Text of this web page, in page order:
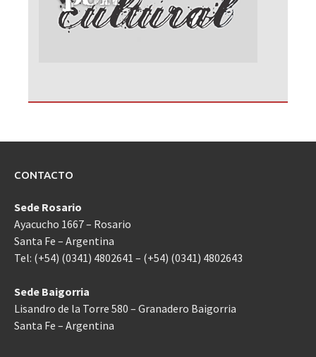
CONTACTO
Sede Rosario
Ayacucho 1667 – Rosario
Santa Fe – Argentina
Tel: (+54) (0341) 4802641 – (+54) (0341) 4802643
Sede Baigorria
Lisandro de la Torre 580 – Granadero Baigorria
Santa Fe – Argentina